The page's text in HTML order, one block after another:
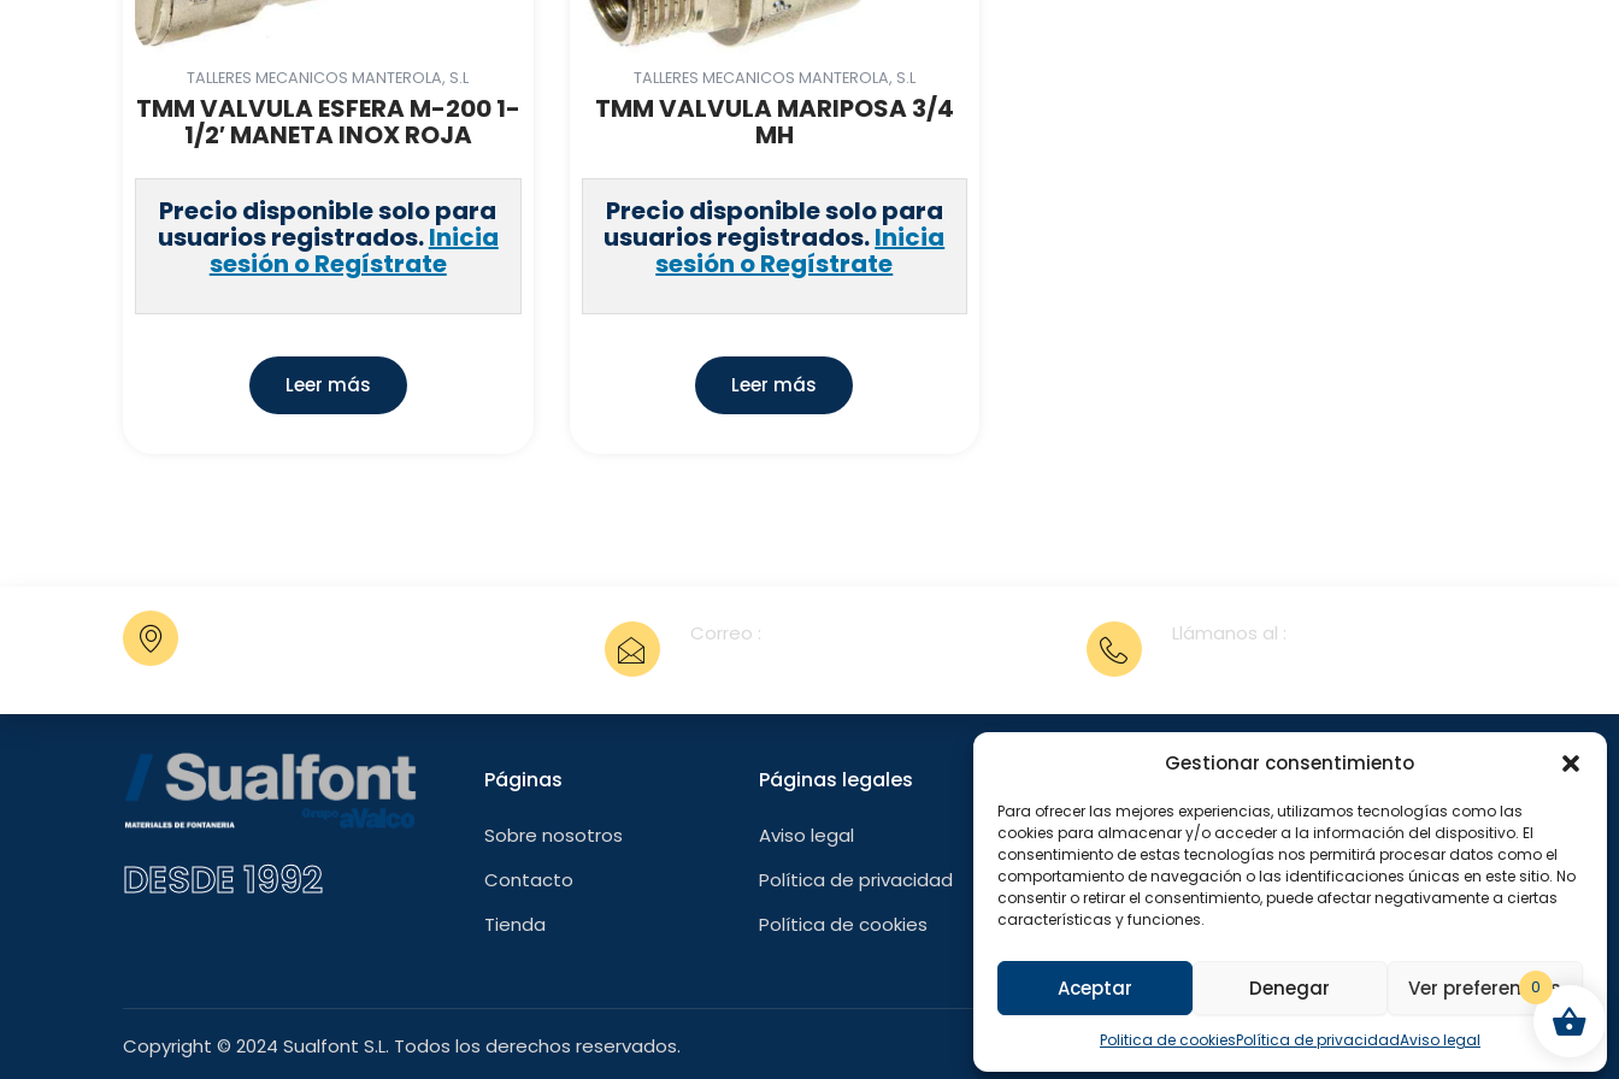
Gestionar consentimiento
Para ofrecer las mejores experiencias, utilizamos tecnologías como las
cookies para almacenar y/o acceder a la información del dispositivo. El
consentimiento de estas tecnologías nos permitirá procesar datos como el
comportamiento de navegación o las identificaciones únicas en este sitio. No
consentir o retirar el consentimiento, puede afectar negativamente a ciertas
características y funciones.
Aceptar Denegar Ver preferencias
Politica de cookiesPolítica de privacidadAviso legal
TALLERES MECANICOS MANTEROLA, S.L
TMM VALVULA ESFERA M-200 1-
1/2′ MANETA INOX ROJA
Precio disponible solo para
usuarios registrados.Inicia
sesión o Regístrate
Leer más
TALLERES MECANICOS MANTEROLA, S.L
TMM VALVULA MARIPOSA 3/4
MH
Precio disponible solo para
usuarios registrados.Inicia
sesión o Regístrate
Leer más
Correo : Llámanos al :
DESDE 1992
Páginas
Sobre nosotros
Contacto
Tienda
Páginas legales
Aviso legal
Política de privacidad
Política de cookies
F
a
c
e
b
o
o
-
X
-
t
w
i
t
t
r
I
n
s
t
a
g
r
m
Copyright © 2024 Sualfont S.L. Todos los derechos reservados.
0